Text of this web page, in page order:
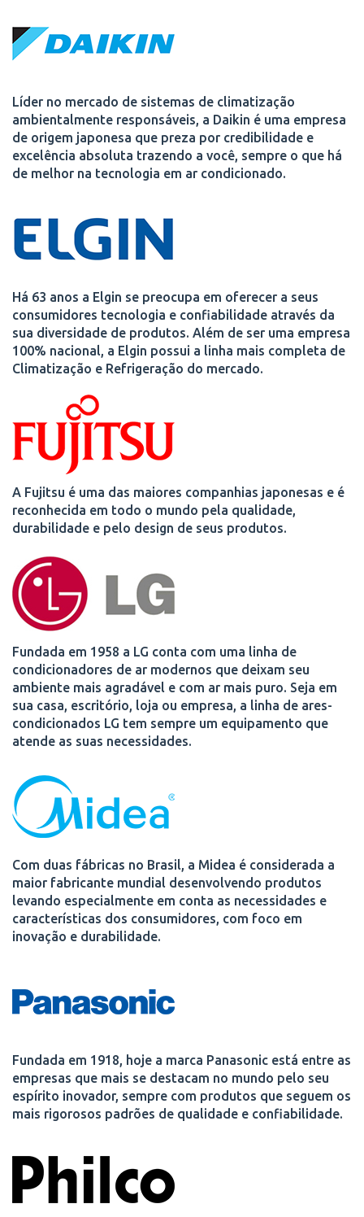
Líder no mercado de sistemas de climatização
ambientalmente responsáveis, a Daikin é uma empresa
de origem japonesa que preza por credibilidade e
excelência absoluta trazendo a você, sempre o que há
de melhor na tecnologia em ar condicionado.
Há 63 anos a Elgin se preocupa em oferecer a seus
consumidores tecnologia e confiabilidade através da
sua diversidade de produtos. Além de ser uma empresa
100% nacional, a Elgin possui a linha mais completa de
Climatização e Refrigeração do mercado.
A Fujitsu é uma das maiores companhias japonesas e é
reconhecida em todo o mundo pela qualidade,
durabilidade e pelo design de seus produtos.
Fundada em 1958 a LG conta com uma linha de
condicionadores de ar modernos que deixam seu
ambiente mais agradável e com ar mais puro. Seja em
sua casa, escritório, loja ou empresa, a linha de ares-
condicionados LG tem sempre um equipamento que
atende as suas necessidades.
Com duas fábricas no Brasil, a Midea é considerada a
maior fabricante mundial desenvolvendo produtos
levando especialmente em conta as necessidades e
características dos consumidores, com foco em
inovação e durabilidade.
Fundada em 1918, hoje a marca Panasonic está entre as
empresas que mais se destacam no mundo pelo seu
espírito inovador, sempre com produtos que seguem os
mais rigorosos padrões de qualidade e confiabilidade.